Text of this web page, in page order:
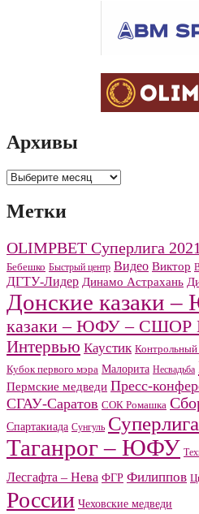
Архивы
Архивы
Метки
OLIMPBET Суперлига
Бебешко Быстрый центр Видео Виктор
ДГТУ-Лидер Динамо Астрахань
Донские казаки
казаки – ЮФУ – СШОР
Интервью Каустик Контрольный
Кубок первого мэра Малорита Несвадьба
Пермские медведи Пресс-
СГАУ-Саратов СОК Ромашка
Спартакиада Сунгуль
Таганрог – ЮФУ
Лесгафта – Нева ФГР Филиппов
России Чеховские медведи